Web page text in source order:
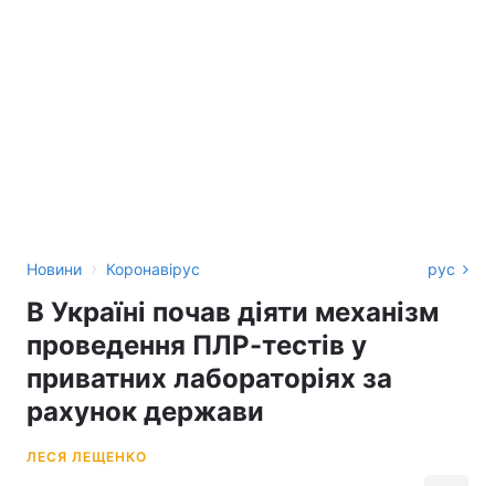
Новини › Коронавірус рус
В Україні почав діяти механізм
проведення ПЛР-тестів у
приватних лабораторіях за
рахунок держави
ЛЕСЯ ЛЕЩЕНКО